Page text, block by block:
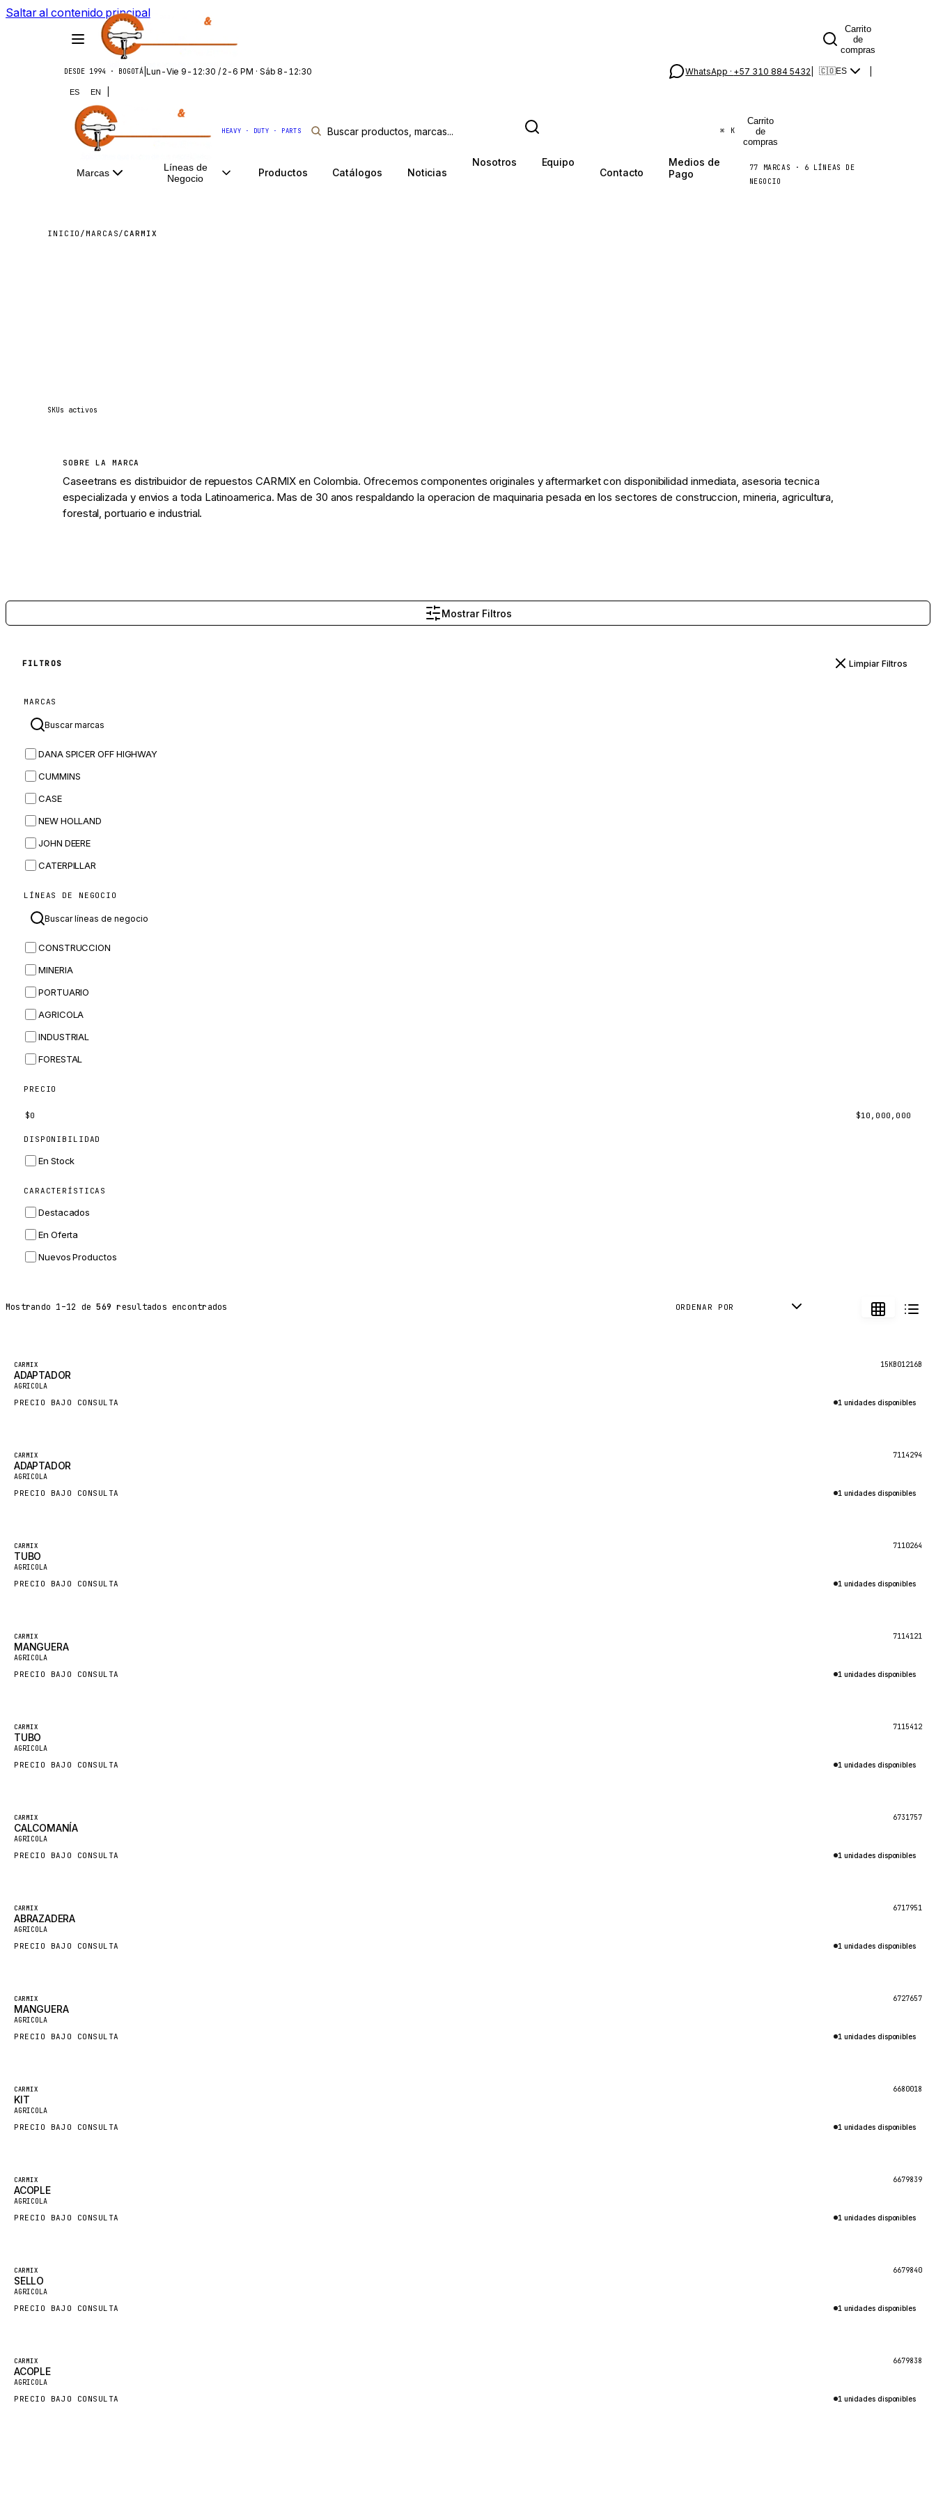
Saltar al contenido principal
Carrito
de
compras
DESDE 1994 · BOGOTÁ Lun-Vie 9-12:30 / 2-6 PM · Sáb 8-12:30 WhatsApp · +57 310 884 5432 🇨🇴ES
ES EN
HEAVY · DUTY · PARTS ⌘ K
Carrito
de
compras
Marcas
Líneas de
Negocio
Productos Catálogos Noticias
Nosotros
Equipo
Contacto
Medios de
Pago
77 MARCAS · 6
LÍNEAS DE
NEGOCIO
INICIO / MARCAS/CARMIX
SKUs activos
SOBRE LA MARCA
Caseetrans es distribuidor de repuestos CARMIX en Colombia. Ofrecemos componentes originales y aftermarket con disponibilidad inmediata, asesoria tecnica
especializada y envios a toda Latinoamerica. Mas de 30 anos respaldando la operacion de maquinaria pesada en los sectores de construccion, mineria, agricultura,
forestal, portuario e industrial.
Mostrar Filtros
FILTROS Limpiar Filtros
MARCAS
DANA SPICER OFF HIGHWAY
CUMMINS
CASE
NEW HOLLAND
JOHN DEERE
CATERPILLAR
MASSEY FERGUSON
BOBCAT
JCB
KOMATSU
CORTECO
KUBOTA
MERLO
HYUNDAI
BALDWIN
SANY
HIDROMEK
BOSCH
HYBEL
KALMAR
SDLG
GAME
DOOSAN
GROVE
MANNESMANN
CLAAS
HYCO
GROVE CRANE
FORD
JLC
INTERNATIONAL HARVESTER
KONECRANES
TAYLOR
LÍNEAS DE NEGOCIO
CONSTRUCCION
MINERIA
PORTUARIO
AGRICOLA
INDUSTRIAL
FORESTAL
PRECIO
$0 $10,000,000
DISPONIBILIDAD
En Stock
CARACTERÍSTICAS
Destacados
En Oferta
Nuevos Productos
Mostrando 1–12 de 569 resultados encontrados ORDENAR POR
CARMIX 15KB01216B
ADAPTADOR
AGRICOLA
PRECIO BAJO CONSULTA 1 unidades disponibles
CARMIX 7114294
ADAPTADOR
AGRICOLA
PRECIO BAJO CONSULTA 1 unidades disponibles
CARMIX 7110264
TUBO
AGRICOLA
PRECIO BAJO CONSULTA 1 unidades disponibles
CARMIX 7114121
MANGUERA
AGRICOLA
PRECIO BAJO CONSULTA 1 unidades disponibles
CARMIX 7115412
TUBO
AGRICOLA
PRECIO BAJO CONSULTA 1 unidades disponibles
CARMIX 6731757
CALCOMANÍA
AGRICOLA
PRECIO BAJO CONSULTA 1 unidades disponibles
CARMIX 6717951
ABRAZADERA
AGRICOLA
PRECIO BAJO CONSULTA 1 unidades disponibles
CARMIX 6727657
MANGUERA
AGRICOLA
PRECIO BAJO CONSULTA 1 unidades disponibles
CARMIX 6680018
KIT
AGRICOLA
PRECIO BAJO CONSULTA 1 unidades disponibles
CARMIX 6679839
ACOPLE
AGRICOLA
PRECIO BAJO CONSULTA 1 unidades disponibles
CARMIX 6679840
SELLO
AGRICOLA
PRECIO BAJO CONSULTA 1 unidades disponibles
CARMIX 6679838
ACOPLE
AGRICOLA
PRECIO BAJO CONSULTA 1 unidades disponibles